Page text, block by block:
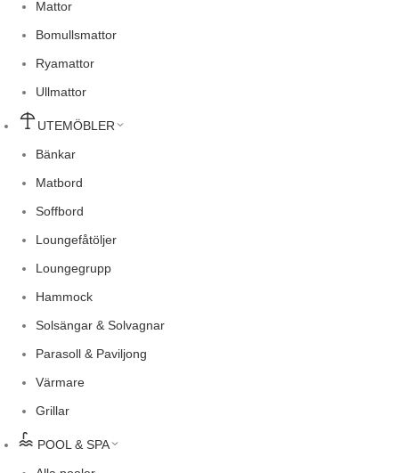
Mattor
Bomullsmattor
Ryamattor
Ullmattor
UTEMÖBLER
Bänkar
Matbord
Soffbord
Loungefåtöljer
Loungegrupp
Hammock
Solsängar & Solvagnar
Parasoll & Paviljong
Värmare
Grillar
POOL & SPA